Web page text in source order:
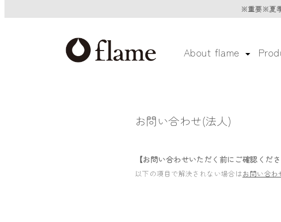
※重要※夏
※重要※夏
About flame
お問い合わせ(法人)
【お問い合わせいただく前にご確認くださ
以下の項目で解決されない場合はお問い合わ